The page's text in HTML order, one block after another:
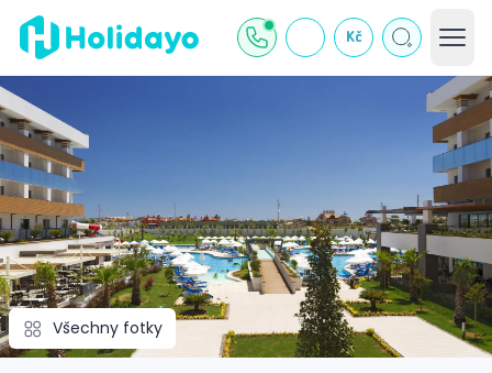
Kč
Všechny fotky